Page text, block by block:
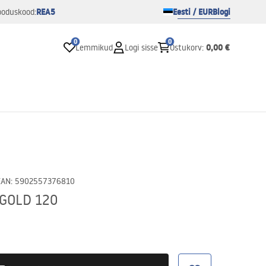
REA5 Eesti / EURBlogi
0
Lemmikud Logi sisse
0
Ostukorv: 0,00 €
: 5902557376810
120